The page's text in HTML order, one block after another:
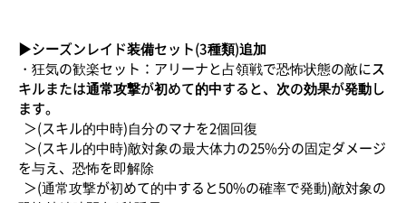
▶シーズンレイド装備セット(3種類)追加
・狂気の歓楽セット：アリーナと占領戦で恐怖状態の敵にス
キルまたは通常攻撃が初めて的中すると、次の効果が発動し
ます。
＞(スキル的中時)自分のマナを2個回復
＞(スキル的中時)敵対象の最大体力の25%分の固定ダメージ
を与え、恐怖を即解除
＞(通常攻撃が初めて的中すると50%の確率で発動)敵対象の